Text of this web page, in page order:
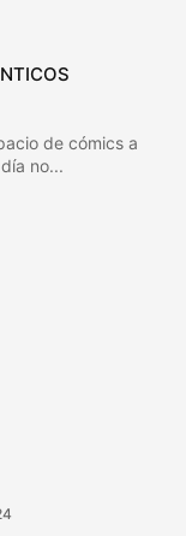
de cómics a
no...